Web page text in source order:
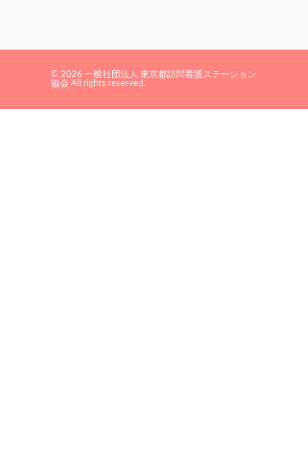
© 2026 一般社団法人 東京都訪問看護ステーション
協会 All rights reserved.